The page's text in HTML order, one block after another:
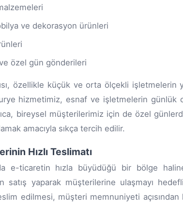
ve dekorasyon ürünleri
özel gün gönderileri
özellikle küçük ve orta ölçekli işletmelerin
hizmetimiz, esnaf ve işletmelerin günlük
bireysel müşterilerimiz için de özel
amacıyla sıkça tercih edilir.
Hızlı Teslimatı
e-ticaretin hızla büyüdüğü bir bölge
satış yaparak müşterilerine ulaşmayı
edilmesi, müşteri memnuniyeti